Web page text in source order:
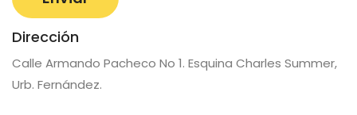
Dirección
Calle Armando Pacheco No 1. Esquina Charles Summer,
Urb. Fernández.